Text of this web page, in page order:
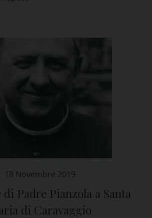
18 Novembre 2019
Padre Pianzola a Santa
di Caravaggio